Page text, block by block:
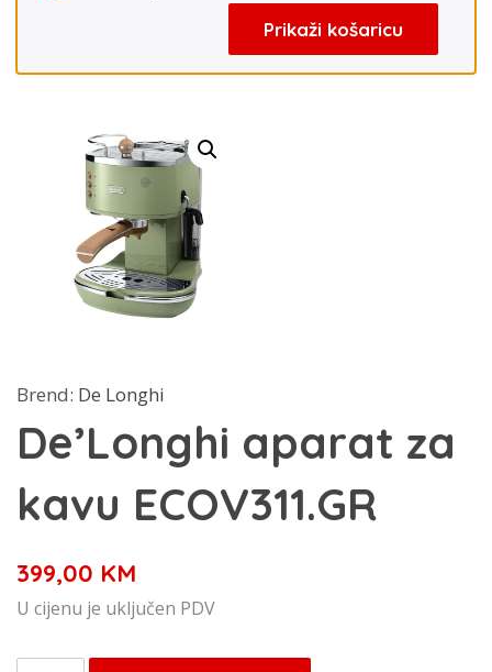
Prikaži košaricu
Brend: De Longhi
De’Longhi aparat za
kavu ECOV311.GR
399,00 KM
U cijenu je uključen PDV